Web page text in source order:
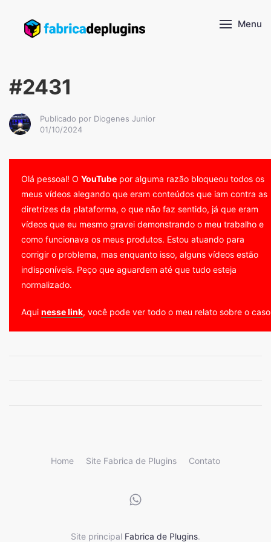
Menu
#2431
Publicado por Diogenes Junior
01/10/2024
Olá pessoal! O YouTube por alguma razão bloqueou todos os
meus vídeos alegando que eram conteúdos que iam contra as
diretrizes da plataforma, o que não faz sentido, já que eram
vídeos que eu mesmo gravei demonstrando o meu trabalho e
como funcionava os meus produtos. Estou atuando para
corrigir o problema, mas enquanto isso, alguns vídeos estão
indisponíveis. Peço que aguardem até que tudo esteja
normalizado.
Aqui nesse link, você pode ver todo o meu relato sobre o
Home Site Fabrica de Plugins Contato
Site principal Fabrica de Plugins.